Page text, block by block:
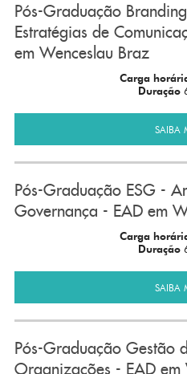
Pós-Graduação
Estratégias de
em Wenceslau Braz
Carga
Duração
SAIBA
Pós-Graduação ESG -
Governança - EAD em
Carga
Duração
SAIBA
Pós-Graduação Gestão
Organizações - EAD em